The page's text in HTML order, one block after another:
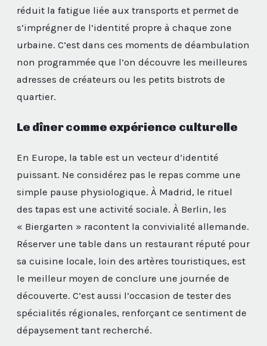
réduit la fatigue liée aux transports et permet de
s’imprégner de l’identité propre à chaque zone
urbaine. C’est dans ces moments de déambulation
non programmée que l’on découvre les meilleures
adresses de créateurs ou les petits bistrots de
quartier.
Le dîner comme expérience culturelle
En Europe, la table est un vecteur d’identité
puissant. Ne considérez pas le repas comme une
simple pause physiologique. À Madrid, le rituel
des tapas est une activité sociale. À Berlin, les
« Biergarten » racontent la convivialité allemande.
Réserver une table dans un restaurant réputé pour
sa cuisine locale, loin des artères touristiques, est
le meilleur moyen de conclure une journée de
découverte. C’est aussi l’occasion de tester des
spécialités régionales, renforçant ce sentiment de
dépaysement tant recherché.